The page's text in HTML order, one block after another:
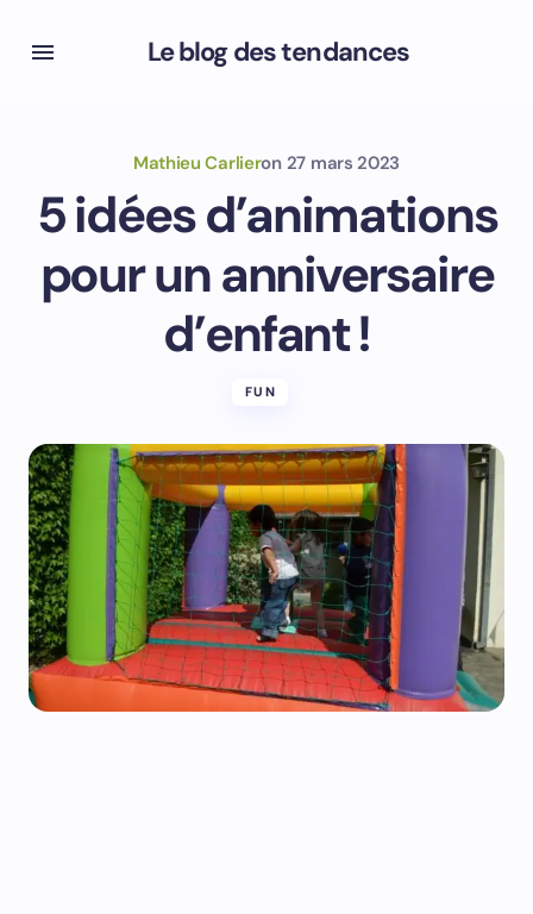
Le blog des tendances
Mathieu Carlieron 27 mars 2023
5 idées d’animations
pour un anniversaire
d’enfant !
FUN